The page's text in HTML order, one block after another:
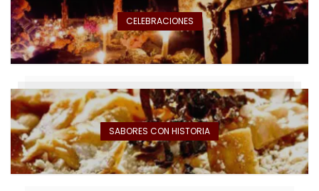
CELEBRACIONES
SABORES CON HISTORIA